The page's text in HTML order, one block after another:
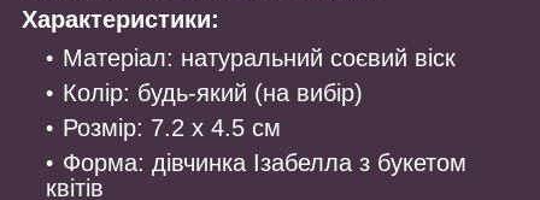
Характеристики:
Матеріал: натуральний соєвий віск
Колір: будь-який (на вибір)
Розмір: 7.2 х 4.5 см
Форма: дівчинка Ізабелла з букетом
квітів